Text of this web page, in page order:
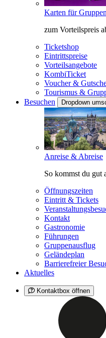
Karten für Gruppen
zum Vorteilspreis
Ticketshop
Eintrittspreise
Vorteilsangebote
KombiTicket
Voucher &
Tourismus &
Besuchen
Dropdown
Anreise & Abreise
So kommst du gut
Öffnungszeiten
Eintritt & Tickets
Kontakt
Gastronomie
Führungen
Gruppenausflug
Geländeplan
Barrierefreier
Aktuelles
Kontaktbox öffnen